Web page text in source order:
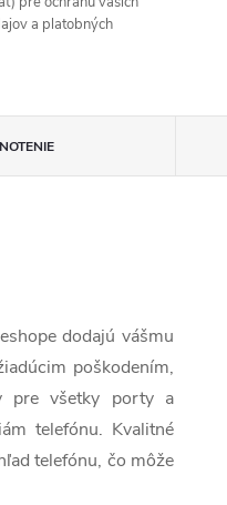
a platobných
dodajú vášmu
poškodením,
pre všetky porty a
telefónu. Kvalitné
telefónu, čo môže